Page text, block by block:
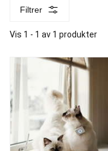
Filtrer
Vis 1 - 1 av 1 produkter